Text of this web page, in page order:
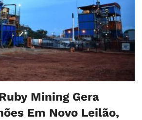
Mining Gera
Em Novo Leilão,